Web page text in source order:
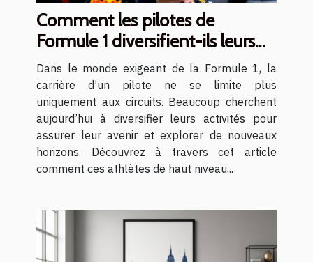
Comment les pilotes de
Formule 1 diversifient-ils leurs
carrières ?
Dans le monde exigeant de la Formule 1, la
carrière d’un pilote ne se limite plus
uniquement aux circuits. Beaucoup cherchent
aujourd’hui à diversifier leurs activités pour
assurer leur avenir et explorer de nouveaux
horizons. Découvrez à travers cet article
comment ces athlètes de haut niveau...